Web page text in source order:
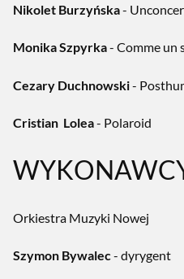
Nikolet Burzyńska-
Monika Szpyrka- Comme un
Cezary Duchnowski-
Cristian Lolea- Polaroid
Orkiestra Muzyki Nowej
Szymon Bywalec- dyrygent